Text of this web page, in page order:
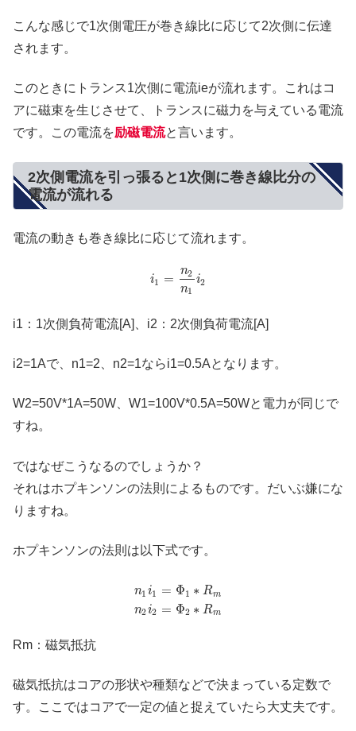
こんな感じで1次側電圧が巻き線比に応じて2次側に伝達
されます。
このときにトランス1次側に電流ieが流れます。これはコ
アに磁束を生じさせて、トランスに磁力を与えている電流
です。この電流を励磁電流と言います。
2次側電流を引っ張ると1次側に巻き線比分の
電流が流れる
電流の動きも巻き線比に応じて流れます。
i1 =
n2
n1
i2
i1：1次側負荷電流[A]、i2：2次側負荷電流[A]
i2=1Aで、n1=2、n2=1ならi1=0.5Aとなります。
W2=50V*1A=50W、W1=100V*0.5A=50Wと電力が同じで
すね。
ではなぜこうなるのでしょうか？
それはホプキンソンの法則によるものです。だいぶ嫌にな
りますね。
ホプキンソンの法則は以下式です。
n1 i1 = Φ1 ∗ Rm
n2i2 = Φ2 ∗ Rm
Rm：磁気抵抗
磁気抵抗はコアの形状や種類などで決まっている定数で
す。ここではコアで一定の値と捉えていたら大丈夫です。